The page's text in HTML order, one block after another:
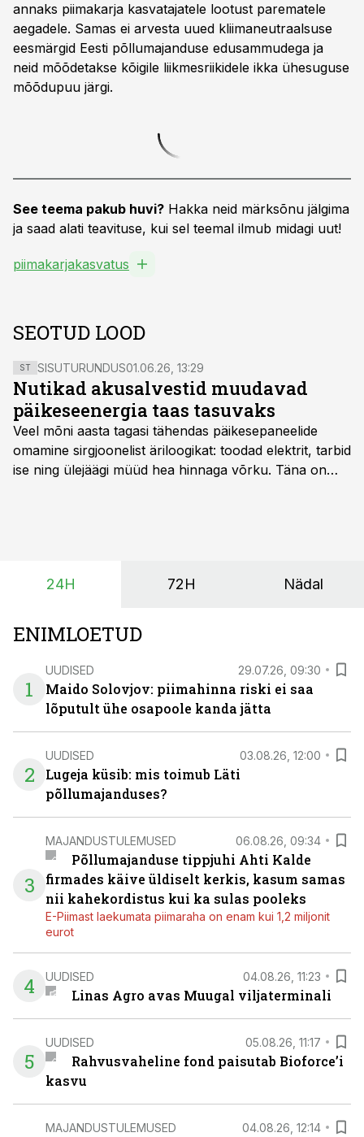
annaks piimakarja kasvatajatele lootust parematele
aegadele. Samas ei arvesta uued kliimaneutraalsuse
eesmärgid Eesti põllumajanduse edusammudega ja
neid mõõdetakse kõigile liikmesriikidele ikka ühesuguse
mõõdupuu järgi.
See teema pakub huvi? Hakka neid märksõnu jälgima
ja saad alati teavituse, kui sel teemal ilmub midagi uut!
piimakarjakasvatus
SEOTUD LOOD
ST SISUTURUNDUS01.06.26, 13:29
Nutikad akusalvestid muudavad
päikeseenergia taas tasuvaks
Veel mõni aasta tagasi tähendas päikesepaneelide
omamine sirgjoonelist äriloogikat: toodad elektrit, tarbid
ise ning ülejäägi müüd hea hinnaga võrku. Täna on
põllumajandusettevõtete jaoks üheks olulisemaks
24H 72H Nädal
ENIMLOETUD
1
UUDISED 29.07.26, 09:30
Maido Solovjov: piimahinna riski ei saa
lõputult ühe osapoole kanda jätta
2
UUDISED 03.08.26, 12:00
Lugeja küsib: mis toimub Läti
põllumajanduses?
3
MAJANDUSTULEMUSED 06.08.26, 09:34
Põllumajanduse tippjuhi Ahti Kalde
firmades käive üldiselt kerkis, kasum samas
nii kahekordistus kui ka sulas pooleks
E-Piimast laekumata piimaraha on enam kui 1,2 miljonit
eurot
4 UUDISED 04.08.26, 11:23
Linas Agro avas Muugal viljaterminali
5
UUDISED 05.08.26, 11:17
Rahvusvaheline fond paisutab Bioforce’i
kasvu
MAJANDUSTULEMUSED 04.08.26, 12:14